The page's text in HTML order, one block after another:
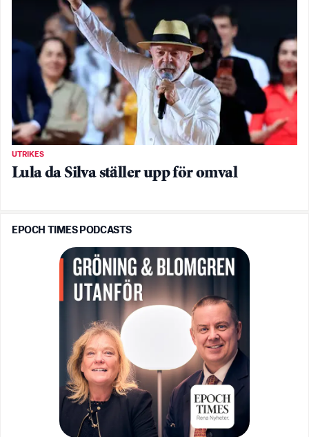
UTRIKES
Lula da Silva ställer upp för omval
EPOCH TIMES PODCASTS